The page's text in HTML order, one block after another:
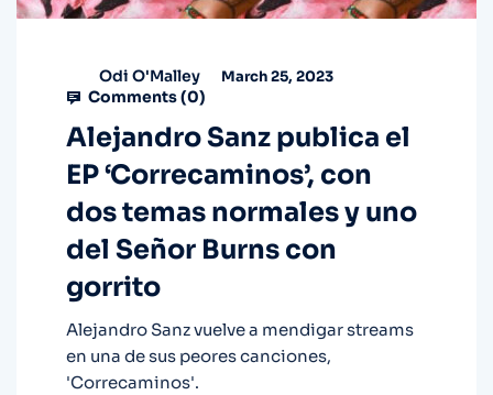
Odi O'Malley March 25, 2023
Comments (0)
Alejandro Sanz publica el
EP ‘Correcaminos’, con
dos temas normales y uno
del Señor Burns con
gorrito
Alejandro Sanz vuelve a mendigar streams
en una de sus peores canciones,
'Correcaminos'.